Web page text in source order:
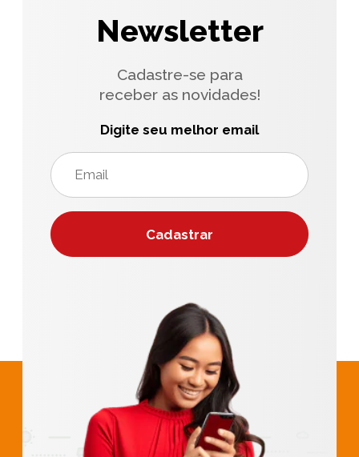
Newsletter
Cadastre-se para
receber as novidades!
Digite seu melhor email